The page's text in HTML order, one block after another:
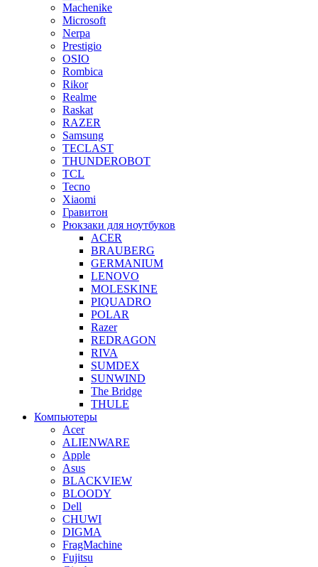
Machenike
Microsoft
Nerpa
Prestigio
OSIO
Rombica
Rikor
Realme
Raskat
RAZER
Samsung
TECLAST
THUNDEROBOT
TCL
Tecno
Xiaomi
Гравитон
Рюкзаки для ноутбуков
ACER
BRAUBERG
GERMANIUM
LENOVO
MOLESKINE
PIQUADRO
POLAR
Razer
REDRAGON
RIVA
SUMDEX
SUNWIND
The Bridge
THULE
Компьютеры
Acer
ALIENWARE
Apple
Asus
BLACKVIEW
BLOODY
Dell
CHUWI
DIGMA
FragMachine
Fujitsu